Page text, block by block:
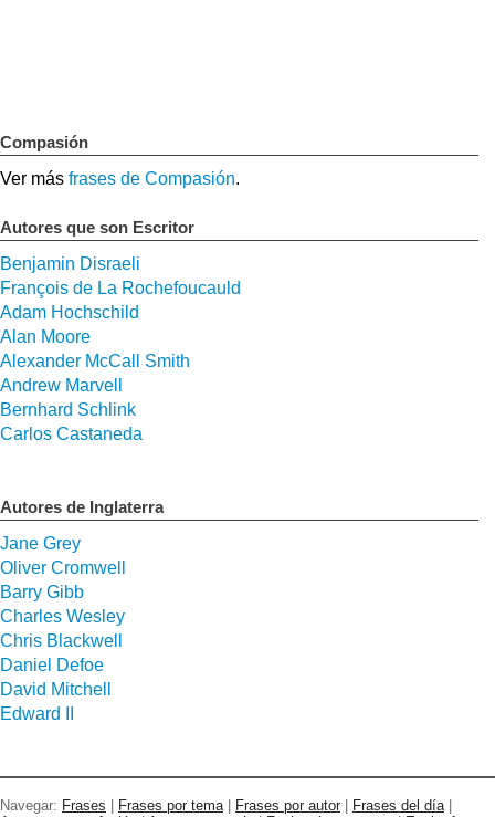
Compasión
Ver más frases de Compasión.
Autores que son Escritor
Benjamin Disraeli
François de La Rochefoucauld
Adam Hochschild
Alan Moore
Alexander McCall Smith
Andrew Marvell
Bernhard Schlink
Carlos Castaneda
Autores de Inglaterra
Jane Grey
Oliver Cromwell
Barry Gibb
Charles Wesley
Chris Blackwell
Daniel Defoe
David Mitchell
Edward II
Navegar: Frases Frases por tema| Frases por autor Frases del día|